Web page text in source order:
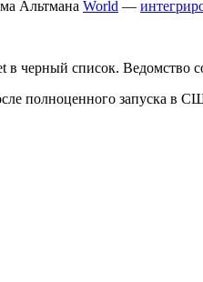
Альтмана World —
в черный список. Ведомство
полноценного запуска в